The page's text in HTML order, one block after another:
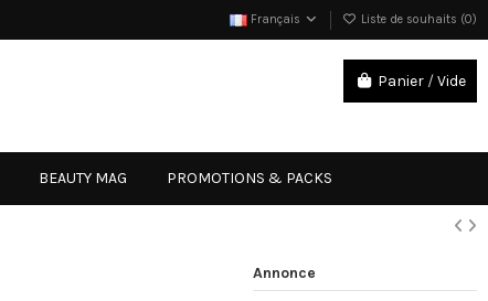
Français Liste de souhaits (0)
Panier /Vide
BEAUTY MAG PROMOTIONS & PACKS
Annonce